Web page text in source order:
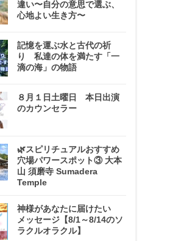
違い〜自分の意思で選ぶ、
心地よい生き方〜
記憶を運ぶ水と古代の祈
り 私達の体を満たす「一
滴の海」の物語
８月１日土曜日 本日出演
のカウンセラー
🌿スピリチュアルおすすめ
穴場パワースポット③ 大本
山 須磨寺 Sumadera
Temple
神様があなたに届けたい
メッセージ【8/1～8/14のソ
ラクルオラクル】